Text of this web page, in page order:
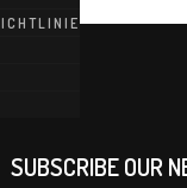
SUBSCRIBE OUR